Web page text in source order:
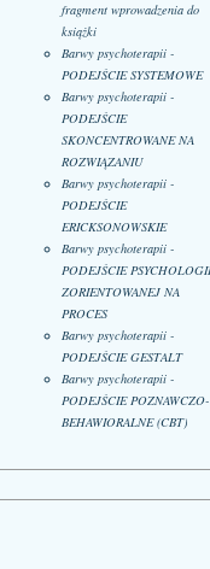
fragment wprowadzenia do
książki
Barwy psychoterapii -
PODEJŚCIE SYSTEMOWE
Barwy psychoterapii -
PODEJŚCIE
SKONCENTROWANE NA
ROZWIĄZANIU
Barwy psychoterapii -
PODEJŚCIE
ERICKSONOWSKIE
Barwy psychoterapii -
PODEJŚCIE PSYCHOLOGII
ZORIENTOWANEJ NA
PROCES
Barwy psychoterapii -
PODEJŚCIE GESTALT
Barwy psychoterapii -
PODEJŚCIE POZNAWCZO-
BEHAWIORALNE (CBT)